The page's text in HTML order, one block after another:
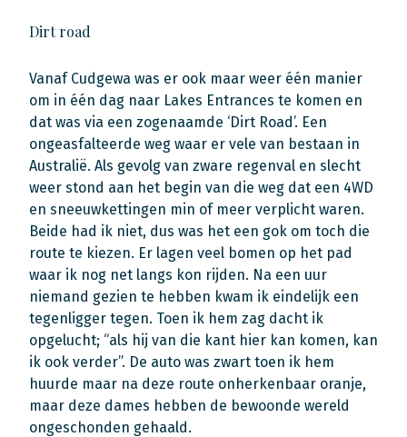
Dirt road
Vanaf Cudgewa was er ook maar weer één manier
om in één dag naar Lakes Entrances te komen en
dat was via een zogenaamde ‘Dirt Road’. Een
ongeasfalteerde weg waar er vele van bestaan in
Australië. Als gevolg van zware regenval en slecht
weer stond aan het begin van die weg dat een 4WD
en sneeuwkettingen min of meer verplicht waren.
Beide had ik niet, dus was het een gok om toch die
route te kiezen. Er lagen veel bomen op het pad
waar ik nog net langs kon rijden. Na een uur
niemand gezien te hebben kwam ik eindelijk een
tegenligger tegen. Toen ik hem zag dacht ik
opgelucht; “als hij van die kant hier kan komen, kan
ik ook verder”. De auto was zwart toen ik hem
huurde maar na deze route onherkenbaar oranje,
maar deze dames hebben de bewoonde wereld
ongeschonden gehaald.